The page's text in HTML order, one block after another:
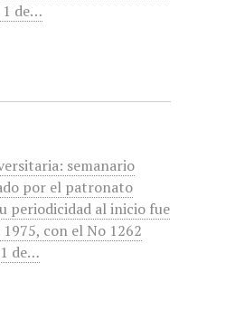
1 de…
semanario
por el patronato
periodicidad al inicio fue
con el No 1262
de…